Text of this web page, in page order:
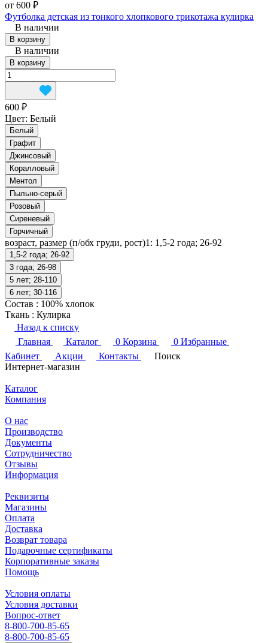
от 600 ₽
Футболка детская из тонкого хлопкового трикотажа кулирка
В наличии
В корзину
В наличии
В корзину
600 ₽
Цвет: Белый
Белый
Графит
Джинсовый
Коралловый
Ментол
Пыльно-серый
Розовый
Сиреневый
Горчичный
возраст, размер (п/обх груди, рост)1: 1,5-2 года; 26-92
1,5-2 года; 26-92
3 года; 26-98
5 лет; 28-110
6 лет; 30-116
Состав : 100% хлопок
Ткань : Кулирка
Назад к списку
Главная
Каталог 0 Корзина 0 Избранные
Кабинет
Акции Контакты
Поиск
Интернет-магазин
Каталог
Компания
О нас
Производство
Документы
Сотрудничество
Отзывы
Информация
Реквизиты
Магазины
Оплата
Доставка
Возврат товара
Подарочные сертификаты
Корпоративные заказы
Помощь
Условия оплаты
Условия доставки
Вопрос-ответ
8-800-700-85-65
8-800-700-85-65